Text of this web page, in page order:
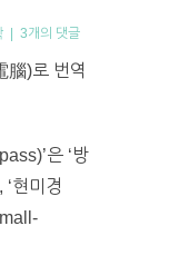
| 3개의 댓글
腦)로 번역
은 ‘방
현미경